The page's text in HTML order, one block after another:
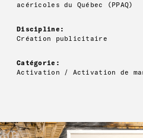
acéricoles du Québec (PPAQ)
Discipline:
Création publicitaire
Catégorie:
Activation / Activation de